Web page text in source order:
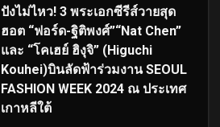
ปังไม่ไหว! 3 พระเอกซีรีส์วายสุด
ฮอต “ฟอร์ด-ฐิติพงศ์”“Nat Chen”
และ “โคเฮย์ ฮิงุจิ” (Higuchi
Kouhei)บินลัดฟ้าร่วมงาน SEOUL
FASHION WEEK 2024 ณ ประเทศ
เกาหลีใต้